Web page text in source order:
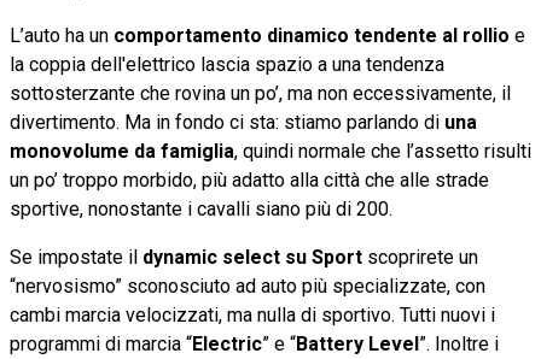
L’auto ha un comportamento dinamico tendente al rollio e
la coppia dell'elettrico lascia spazio a una tendenza
sottosterzante che rovina un po’, ma non eccessivamente, il
divertimento. Ma in fondo ci sta: stiamo parlando di una
monovolume da famiglia, quindi normale che l’assetto risulti
un po’ troppo morbido, più adatto alla città che alle strade
sportive, nonostante i cavalli siano più di 200.
Se impostate il dynamic select su Sport scoprirete un
“nervosismo” sconosciuto ad auto più specializzate, con
cambi marcia velocizzati, ma nulla di sportivo. Tutti nuovi i
programmi di marcia “Electric” e “Battery Level”. Inoltre i